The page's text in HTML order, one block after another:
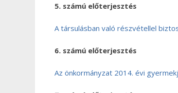
5. számú előterjesztés
A társulásban való részvétellel
6. számú előterjesztés
Az önkormányzat 2014. évi